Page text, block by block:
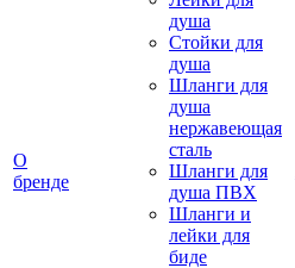
О
бренде
душа
Стойки для
душа
Шланги для
душа
нержавеющая
сталь
Шланги для
душа ПВХ
Шланги и
лейки для
биде